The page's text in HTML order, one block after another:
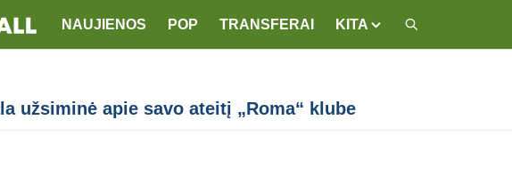
NAUJIENOS POP TRANSFERAI KITA
užsiminė apie savo ateitį „Roma“ klube